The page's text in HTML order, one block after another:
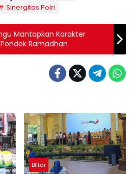
Sinergitas Polri
Mantapkan Karakter
Ramadhan
Blitar